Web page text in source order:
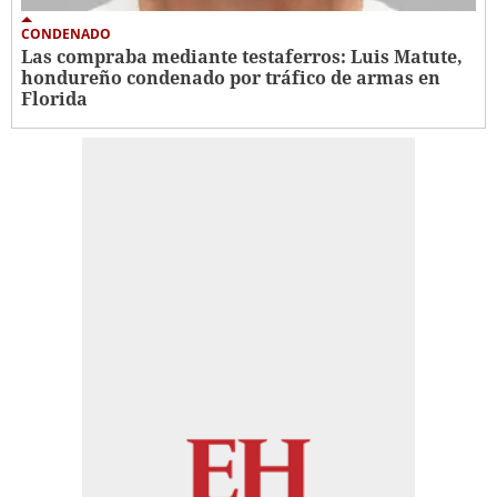
CONDENADO
Las compraba mediante testaferros: Luis Matute,
hondureño condenado por tráfico de armas en
Florida